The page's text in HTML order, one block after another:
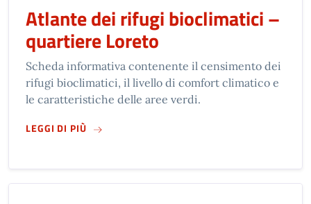
Atlante dei rifugi bioclimatici –
quartiere Loreto
Scheda informativa contenente il censimento dei
rifugi bioclimatici, il livello di comfort climatico e
le caratteristiche delle aree verdi.
LEGGI DI PIÙSUATLANTE DEI RIFUGI BIOCLIMATICI –